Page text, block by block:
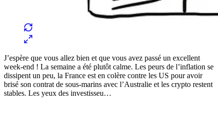
J’espère que vous allez bien et que vous avez passé un excellent
week-end ! La semaine a été plutôt calme. Les peurs de l’inflation se
dissipent un peu, la France est en colère contre les US pour avoir
brisé son contrat de sous-marins avec l’Australie et les crypto restent
stables. Les yeux des investisseu…